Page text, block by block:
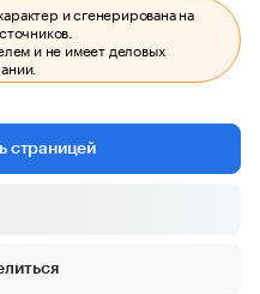
и сгенерирована на
и не имеет деловых
страницей